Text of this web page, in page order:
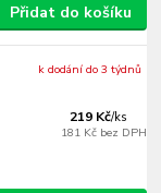
Přidat do košíku
219 Kč/ks
181 Kč bez DPH
k dodání do 3 týdnů